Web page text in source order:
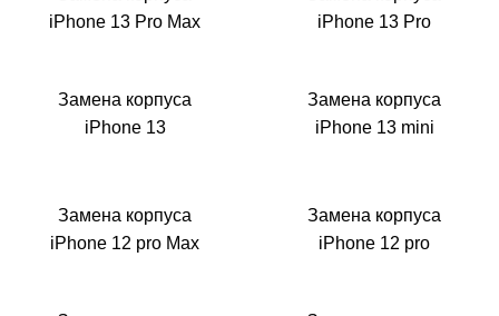
iPhone 13 Pro Max
iPhone 13 Pro
Замена корпуса
iPhone 13
Замена корпуса
iPhone 13 mini
Замена корпуса
iPhone 12 pro Max
Замена корпуса
iPhone 12 pro